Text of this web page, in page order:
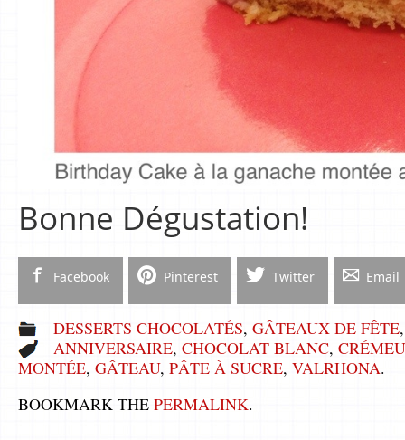
Bonne Dégustation!
Facebook Pinterest Twitter Email
DESSERTS CHOCOLATÉS, GÂTEAUX DE FÊTE
ANNIVERSAIRE, CHOCOLAT BLANC,
MONTÉE, GÂTEAU, PÂTE À SUCRE, VALRHONA.
BOOKMARK THE PERMALINK.